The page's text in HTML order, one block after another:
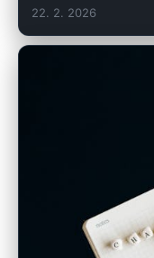
22. 2. 2026